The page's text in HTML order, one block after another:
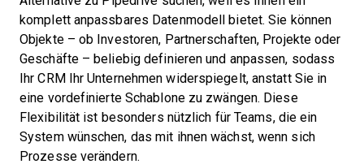
komplett anpassbares Datenmodell bietet. Sie können
Objekte – ob Investoren, Partnerschaften, Projekte oder
Geschäfte – beliebig definieren und anpassen, sodass
Ihr CRM Ihr Unternehmen widerspiegelt, anstatt Sie in
eine vordefinierte Schablone zu zwängen. Diese
Flexibilität ist besonders nützlich für Teams, die ein
System wünschen, das mit ihnen wächst, wenn sich
Prozesse verändern.